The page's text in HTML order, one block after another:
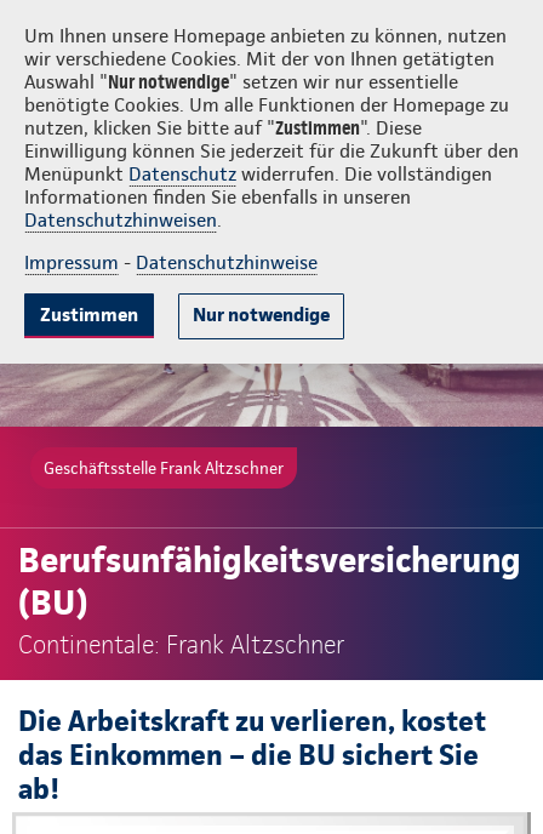
Um Ihnen unsere Homepage anbieten zu können, nutzen
wir verschiedene Cookies. Mit der von Ihnen getätigten
Auswahl "Nur notwendige" setzen wir nur essentielle
benötigte Cookies. Um alle Funktionen der Homepage zu
nutzen, klicken Sie bitte auf "Zustimmen". Diese
Einwilligung können Sie jederzeit für die Zukunft über den
Menüpunkt Datenschutz widerrufen. Die vollständigen
Informationen finden Sie ebenfalls in unseren
Datenschutzhinweisen.
Impressum - Datenschutzhinweise
Zustimmen Nur notwendige
Frank Altzschner Login
Gute Gründe Tarife & Leistungen Wissenswertes Beratung &
Geschäftsstelle Frank Altzschner
Berufsunfähigkeitsversicherung
(BU)
Continentale: Frank Altzschner
Die Arbeitskraft zu verlieren, kostet
das Einkommen – die BU sichert Sie
ab!